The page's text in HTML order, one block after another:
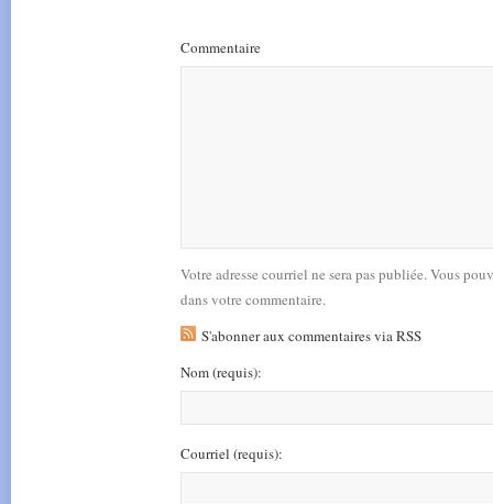
Commentaire
Votre adresse courriel ne sera pas publiée. Vous
dans votre commentaire.
S'abonner aux commentaires via RSS
Nom(requis):
Courriel (requis):